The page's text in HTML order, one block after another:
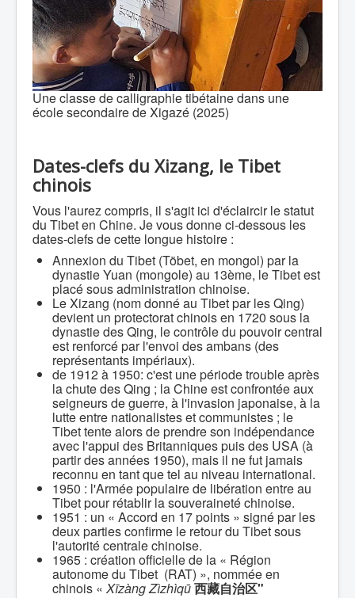
Une classe de calligraphie tibétaine dans une
école secondaire de Xigazé (2025)
Dates-clefs du Xizang, le Tibet
chinois
Vous l'aurez compris, il s'agit ici d'éclaircir le statut
du Tibet en Chine. Je vous donne ci-dessous les
dates-clefs de cette longue histoire :
Annexion du Tibet (Töbet, en mongol) par la
dynastie Yuan (mongole) au 13ème, le Tibet est
placé sous administration chinoise.
Le Xizang (nom donné au Tibet par les Qing)
devient un protectorat chinois en 1720 sous la
dynastie des Qing, le contrôle du pouvoir central
est renforcé par l'envoi des ambans (des
représentants impériaux).
de 1912 à 1950: c'est une période trouble après
la chute des Qing ; la Chine est confrontée aux
seigneurs de guerre, à l'invasion japonaise, à la
lutte entre nationalistes et communistes ; le
Tibet tente alors de prendre son indépendance
avec l'appui des Britanniques puis des USA (à
partir des années 1950), mais il ne fut jamais
reconnu en tant que tel au niveau international.
1950 : l'Armée populaire de libération entre au
Tibet pour rétablir la souveraineté chinoise.
1951 : un « Accord en 17 points » signé par les
deux parties confirme le retour du Tibet sous
l'autorité centrale chinoise.
1965 : création officielle de la « Région
autonome du Tibet (RAT) », nommée en
chinois «Xīzàng Zìzhìqū西藏自治区"